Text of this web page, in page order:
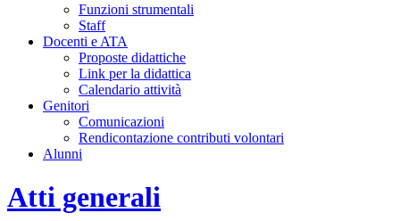
Funzioni strumentali
Staff
Docenti e ATA
Proposte didattiche
Link per la didattica
Calendario attività
Genitori
Comunicazioni
Rendicontazione contributi volontari
Alunni
Atti generali